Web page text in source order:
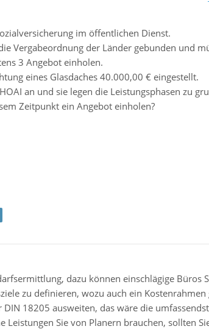
im öffentlichen Dienst.
Vergabeordnung der Länder gebunden und
3 Angebot einholen.
eines Glasdaches 40.000,00 € eingestellt.
an und sie legen die Leistungsphasen zu
Zeitpunkt ein Angebot einholen?
dazu können einschlägige Büros
zu definieren, wozu auch ein
18205 ausweiten, das wäre die
Leistungen Sie von Planern brauchen, sollten